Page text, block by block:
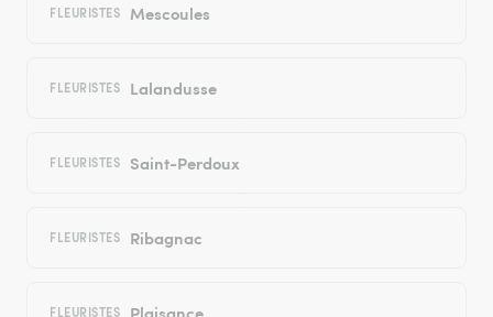
FLEURISTES Mescoules
FLEURISTES Lalandusse
FLEURISTES Saint-Perdoux
FLEURISTES Ribagnac
FLEURISTES Plaisance